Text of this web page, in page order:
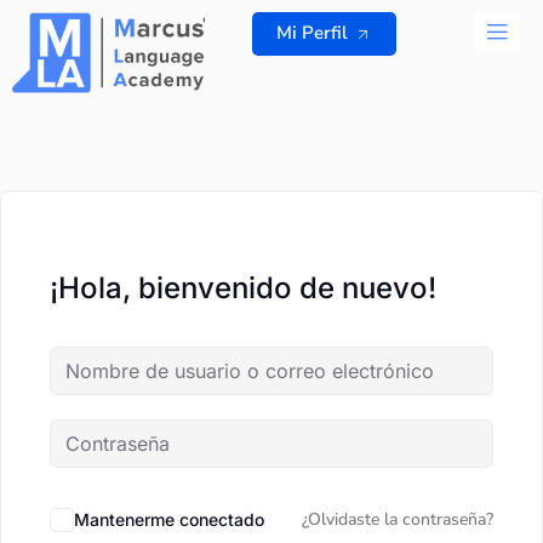
contenido
Mi Perfil
¡Hola, bienvenido de nuevo!
Mantenerme conectado ¿Olvidaste la contraseña?